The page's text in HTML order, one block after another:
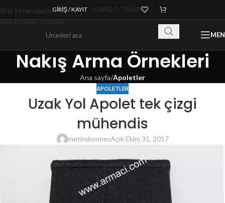
Skip to navigation
Skip to main content
GIRIŞ / KAYIT KARGO TAKİP
Nakış Arma Örnekleri
Ana sayfa/Apoletler
APOLETLER
Uzak Yol Apolet tek çizgi
mühendis
metindonmezAçık Ekim 31, 2017